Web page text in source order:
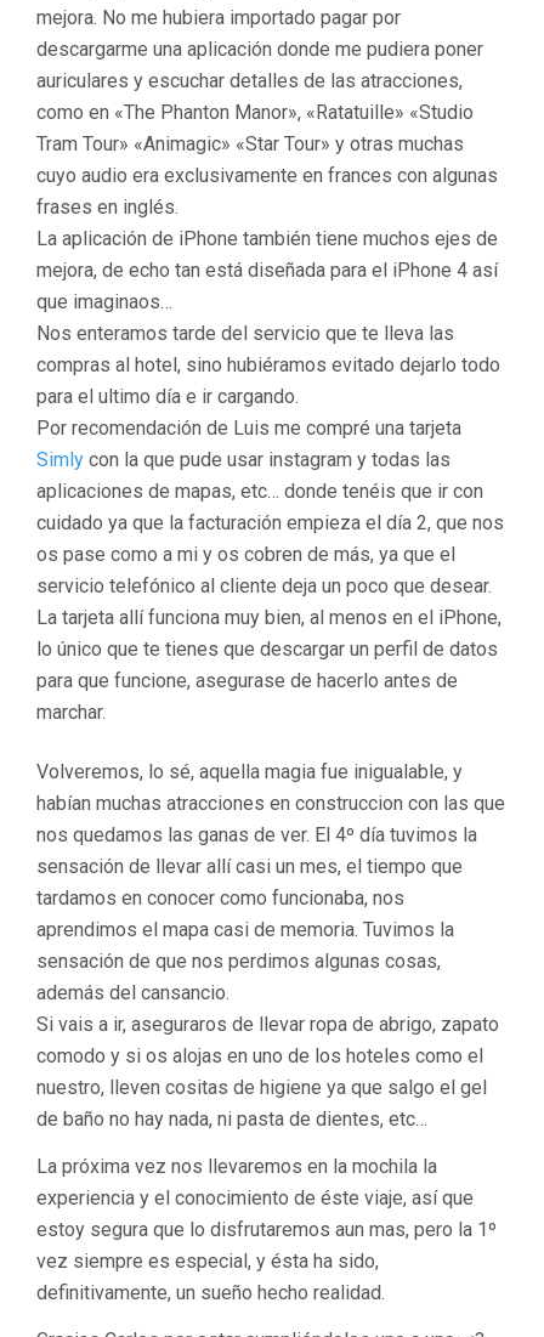
mejora. No me hubiera importado pagar por
descargarme una aplicación donde me pudiera poner
auriculares y escuchar detalles de las atracciones,
como en «The Phanton Manor», «Ratatuille» «Studio
Tram Tour» «Animagic» «Star Tour» y otras muchas
cuyo audio era exclusivamente en frances con algunas
frases en inglés.
La aplicación de iPhone también tiene muchos ejes de
mejora, de echo tan está diseñada para el iPhone 4 así
que imaginaos…
Nos enteramos tarde del servicio que te lleva las
compras al hotel, sino hubiéramos evitado dejarlo todo
para el ultimo día e ir cargando.
Por recomendación de Luis me compré una tarjeta
Simly con la que pude usar instagram y todas las
aplicaciones de mapas, etc… donde tenéis que ir con
cuidado ya que la facturación empieza el día 2, que nos
os pase como a mi y os cobren de más, ya que el
servicio telefónico al cliente deja un poco que desear.
La tarjeta allí funciona muy bien, al menos en el iPhone,
lo único que te tienes que descargar un perfil de datos
para que funcione, asegurase de hacerlo antes de
marchar.
Volveremos, lo sé, aquella magia fue inigualable, y
habían muchas atracciones en construccion con las que
nos quedamos las ganas de ver. El 4º día tuvimos la
sensación de llevar allí casi un mes, el tiempo que
tardamos en conocer como funcionaba, nos
aprendimos el mapa casi de memoria. Tuvimos la
sensación de que nos perdimos algunas cosas,
además del cansancio.
Si vais a ir, aseguraros de llevar ropa de abrigo, zapato
comodo y si os alojas en uno de los hoteles como el
nuestro, lleven cositas de higiene ya que salgo el gel
de baño no hay nada, ni pasta de dientes, etc…
La próxima vez nos llevaremos en la mochila la
experiencia y el conocimiento de éste viaje, así que
estoy segura que lo disfrutaremos aun mas, pero la 1º
vez siempre es especial, y ésta ha sido,
definitivamente, un sueño hecho realidad.